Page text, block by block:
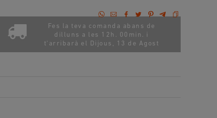
Fes la teva comanda abans de
dilluns a les 12h. 00min. i
t'arribarà el Dijous, 13 de Agost